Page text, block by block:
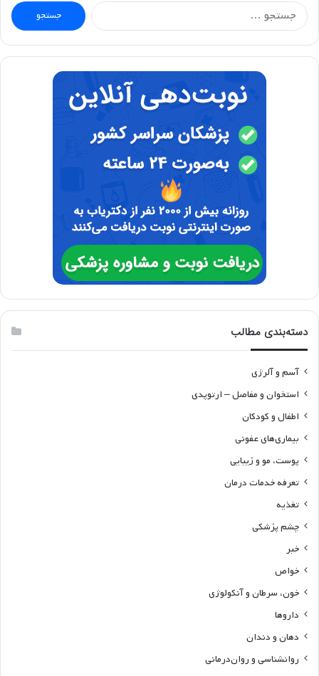
جستجو
برای:
دسته‌بندی مطالب
آسم و آلرژی
استخوان و مفاصل – ارتوپدی
اطفال و کودکان
بیماری‌های عفونی
پوست، مو و زیبایی
تعرفه خدمات درمان
تغذیه
چشم پزشکی
خبر
خواص
خون، سرطان و آنکولوژی
داروها
دهان و دندان
روانشناسی و روان‌درمانی